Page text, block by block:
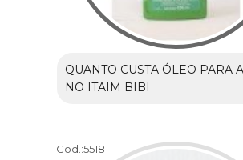
QUANTO CUSTA ÓLEO PARA
NO ITAIM BIBI
Cod.:5518